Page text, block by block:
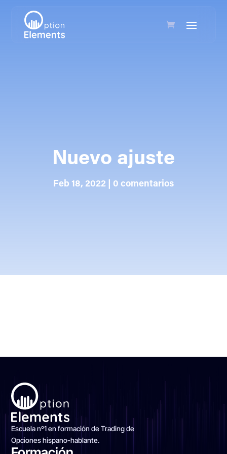
Nuevo ajuste
Feb 18, 2022 0 comentarios
Escuela nº1 en formación de Trading de
Opciones hispano-hablante.